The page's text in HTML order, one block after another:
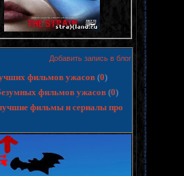
Добавить запись в блог
фильмов ужасов (0)
фильмов ужасов (0)
фильмы и сериалы про